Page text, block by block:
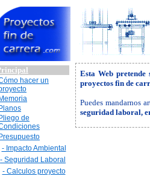
hacer un
Memoria
Planos
Pliego de
Presupuesto
- Impacto Ambiental
- Seguridad Laboral
- Calculos proyecto
Esta Web
proyectos fin de
Puedes mandarnos
seguridad laboral,